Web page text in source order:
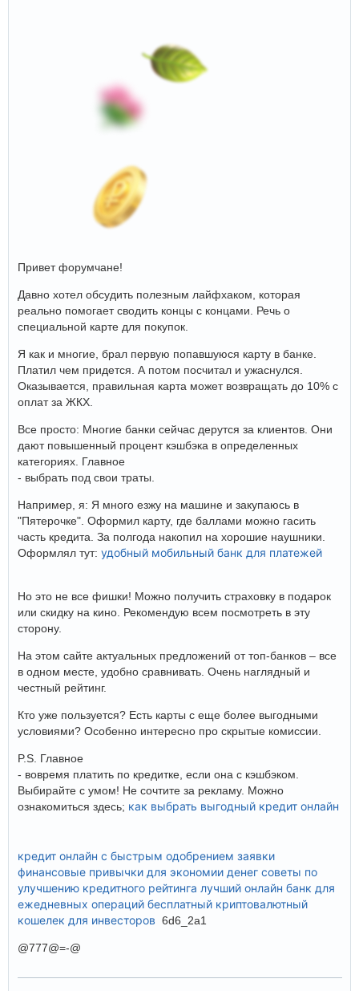
Привет форумчане!
Давно хотел обсудить полезным лайфхаком, которая
реально помогает сводить концы с концами. Речь о
специальной карте для покупок.
Я как и многие, брал первую попавшуюся карту в банке.
Платил чем придется. А потом посчитал и ужаснулся.
Оказывается, правильная карта может возвращать до 10% с
оплат за ЖКХ.
Все просто: Многие банки сейчас дерутся за клиентов. Они
дают повышенный процент кэшбэка в определенных
категориях. Главное
- выбрать под свои траты.
Например, я: Я много езжу на машине и закупаюсь в
"Пятерочке". Оформил карту, где баллами можно гасить
часть кредита. За полгода накопил на хорошие наушники.
Оформлял тут: удобный мобильный банк для платежей
Но это не все фишки! Можно получить страховку в подарок
или скидку на кино. Рекомендую всем посмотреть в эту
сторону.
На этом сайте актуальных предложений от топ-банков – все
в одном месте, удобно сравнивать. Очень наглядный и
честный рейтинг.
Кто уже пользуется? Есть карты с еще более выгодными
условиями? Особенно интересно про скрытые комиссии.
P.S. Главное
- вовремя платить по кредитке, если она с кэшбэком.
Выбирайте с умом! Не сочтите за рекламу. Можно
ознакомиться здесь; как выбрать выгодный кредит онлайн
кредит онлайн с быстрым одобрением заявки
финансовые привычки для экономии денег советы по
улучшению кредитного рейтинга лучший онлайн банк для
ежедневных операций бесплатный криптовалютный
кошелек для инвесторов 6d6_2a1
@777@=-@